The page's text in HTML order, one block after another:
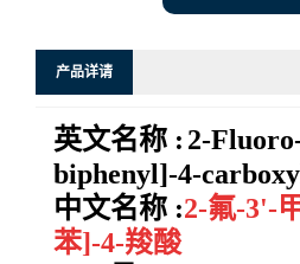
留
言
产品详请
英文名称 : 2-
biphenyl]-4-
中文名称 :2-氟-3'-
苯]-4-羧酸